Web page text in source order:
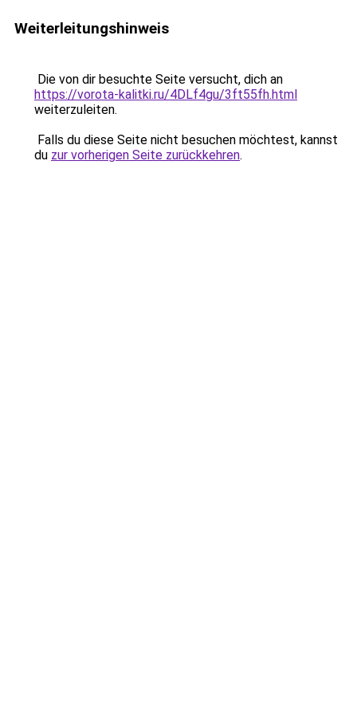
Weiterleitungshinweis
Die von dir besuchte Seite versucht, dich an
https://vorota-kalitki.ru/4DLf4gu/3ft55fh.html
weiterzuleiten.
Falls du diese Seite nicht besuchen möchtest, kannst
du zur vorherigen Seite zurückkehren.